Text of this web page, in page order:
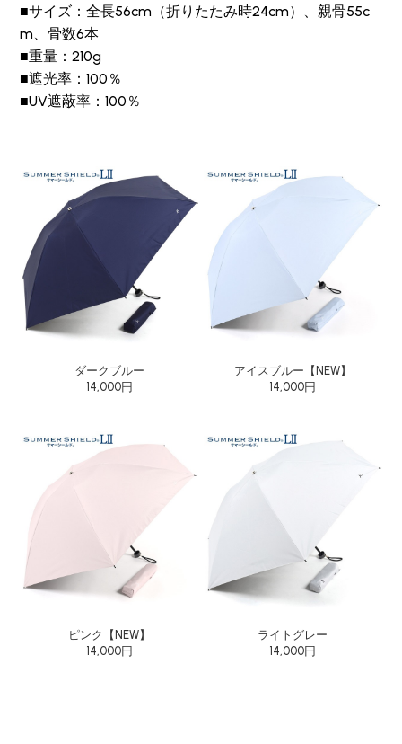
■サイズ：全長56cm（折りたたみ時24cm）、親骨55c
m、骨数6本
■重量：210g
■遮光率：100％
■UV遮蔽率：100％
ダークブルー
14,000円
アイスブルー【NEW】
14,000円
ピンク【NEW】
14,000円
ライトグレー
14,000円